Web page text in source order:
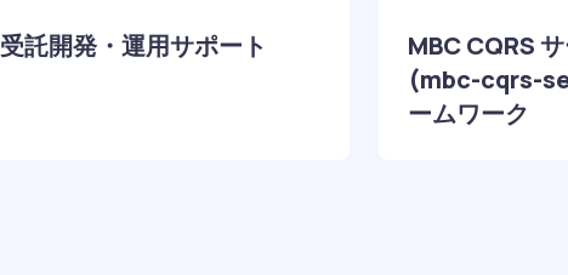
受託開発・運用サポート
MBC CQRS
(mbc-cqrs-
ームワーク